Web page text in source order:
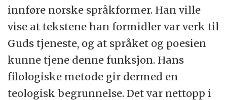
innføre norske språkformer. Han ville
vise at tekstene han formidler var verk til
Guds tjeneste, og at språket og poesien
kunne tjene denne funksjon. Hans
filologiske metode gir dermed en
teologisk begrunnelse. Det var nettopp i